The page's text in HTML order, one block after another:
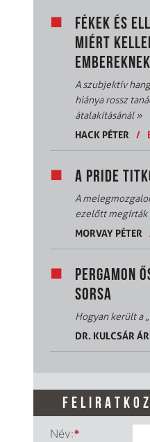
FÉKEK ÉS
MIÉRT
A szubjektív
hiánya rossz
átalakításánál»
HACK PÉTER
/
A PRIDE
A
ezelőtt megírták
MORVAY PÉTER
PERGAMON
SORSA
Hogyan került a
DR. KULCSÁR
Név:*